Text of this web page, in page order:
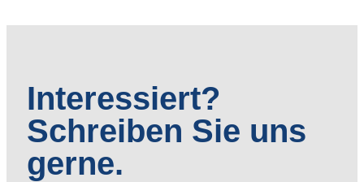
Interessiert?
Schreiben Sie uns
gerne.